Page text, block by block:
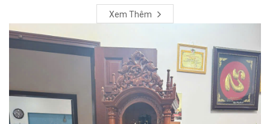
Xem Thêm